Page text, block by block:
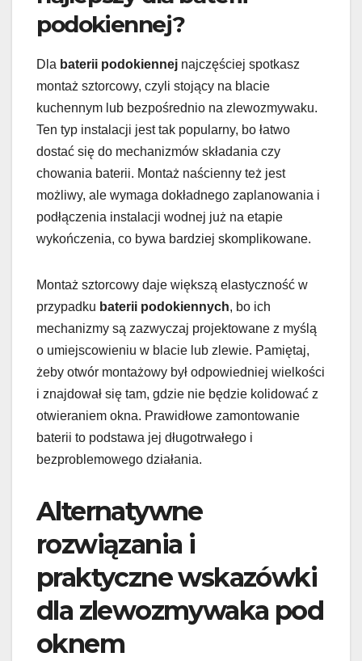
podokiennej?
Dla baterii podokiennej najczęściej spotkasz
montaż sztorcowy, czyli stojący na blacie
kuchennym lub bezpośrednio na zlewozmywaku.
Ten typ instalacji jest tak popularny, bo łatwo
dostać się do mechanizmów składania czy
chowania baterii. Montaż naścienny też jest
możliwy, ale wymaga dokładnego zaplanowania i
podłączenia instalacji wodnej już na etapie
wykończenia, co bywa bardziej skomplikowane.
Montaż sztorcowy daje większą elastyczność w
przypadku baterii podokiennych, bo ich
mechanizmy są zazwyczaj projektowane z myślą
o umiejscowieniu w blacie lub zlewie. Pamiętaj,
żeby otwór montażowy był odpowiedniej wielkości
i znajdował się tam, gdzie nie będzie kolidować z
otwieraniem okna. Prawidłowe zamontowanie
baterii to podstawa jej długotrwałego i
bezproblemowego działania.
Alternatywne
rozwiązania i
praktyczne wskazówki
dla zlewozmywaka pod
oknem